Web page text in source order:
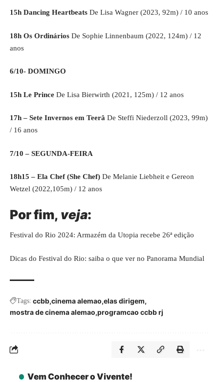
15h Dancing Heartbeats De Lisa Wagner (2023, 92m) / 10 anos
18h Os Ordinários De Sophie Linnenbaum (2022, 124m) / 12
anos
6/10- DOMINGO
15h Le Prince De Lisa Bierwirth (2021, 125m) / 12 anos
17h – Sete Invernos em Teerâ De Steffi Niederzoll (2023, 99m)
/ 16 anos
7/10 – SEGUNDA-FEIRA
18h15 – Ela Chef (She Chef) De Melanie Liebheit e Gereon
Wetzel (2022,105m) / 12 anos
Por fim, veja:
Festival do Rio 2024: Armazém da Utopia recebe 26ª edição
Dicas do Festival do Rio: saiba o que ver no Panorama Mundial
Tags: ccbb cinema alemao elas dirigem
mostra de cinema alemao programcao ccbb rj
Vem Conhecer o Vivente!